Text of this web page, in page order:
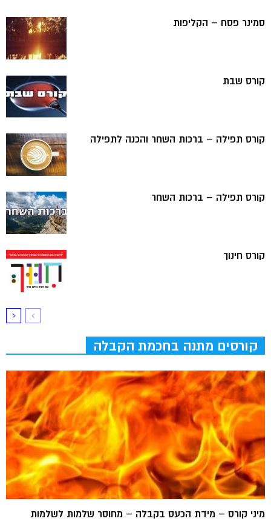
סמינר פסח – הקליפות
קורס שבת
קורס תפילה – ברכות השחר והכנה לתפילה
קורס תפילה – ברכות השחר
קורס חינוך
קורסים מתנה בחכמת הקבלה
מיני קורס – מידת הכעס בקבלה – מחוסר שלמות לשלמות